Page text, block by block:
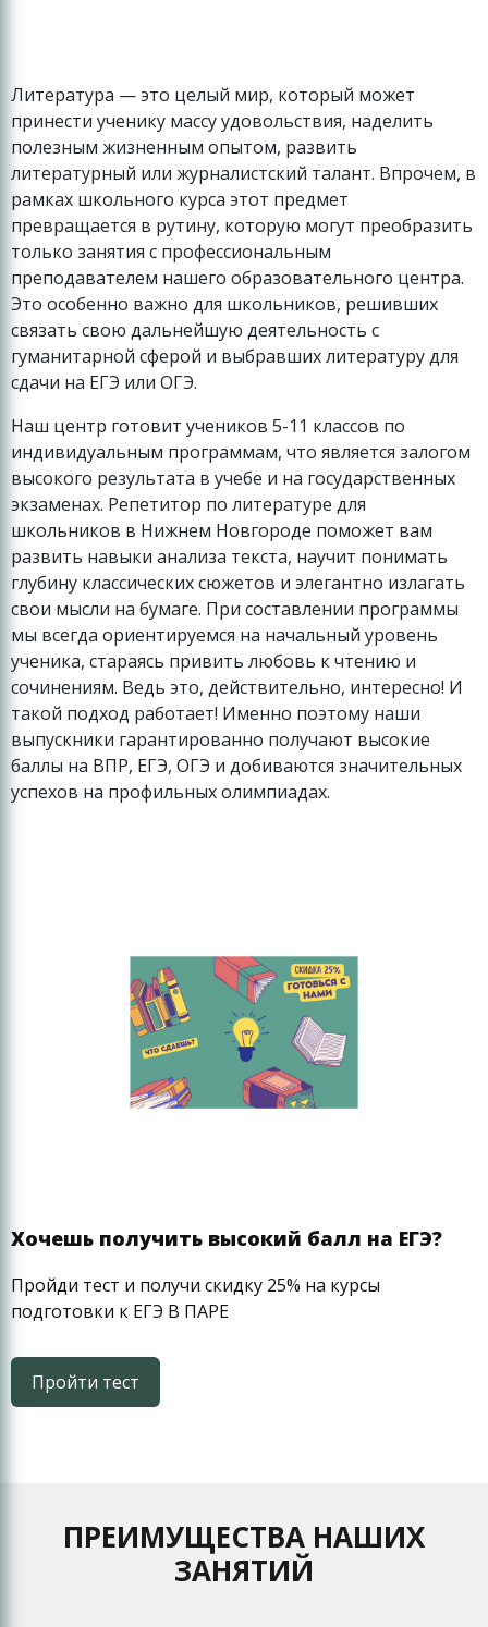
Литература — это целый мир, который может
принести ученику массу удовольствия, наделить
полезным жизненным опытом, развить
литературный или журналистский талант. Впрочем, в
рамках школьного курса этот предмет
превращается в рутину, которую могут преобразить
только занятия с профессиональным
преподавателем нашего образовательного центра.
Это особенно важно для школьников, решивших
связать свою дальнейшую деятельность с
гуманитарной сферой и выбравших литературу для
сдачи на ЕГЭ или ОГЭ.
Наш центр готовит учеников 5-11 классов по
индивидуальным программам, что является залогом
высокого результата в учебе и на государственных
экзаменах. Репетитор по литературе для
школьников в Нижнем Новгороде поможет вам
развить навыки анализа текста, научит понимать
глубину классических сюжетов и элегантно излагать
свои мысли на бумаге. При составлении программы
мы всегда ориентируемся на начальный уровень
ученика, стараясь привить любовь к чтению и
сочинениям. Ведь это, действительно, интересно! И
такой подход работает! Именно поэтому наши
выпускники гарантированно получают высокие
баллы на ВПР, ЕГЭ, ОГЭ и добиваются значительных
успехов на профильных олимпиадах.
Хочешь получить высокий балл на ЕГЭ?
Пройди тест и получи скидку 25% на курсы
подготовки к ЕГЭ В ПАРЕ
Пройти тест
ПРЕИМУЩЕСТВА НАШИХ
ЗАНЯТИЙ